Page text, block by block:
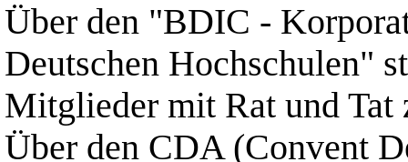
Über den "BDIC -
Deutschen Hochschulen"
Mitglieder mit Rat und Tat
Über den CDA (Convent